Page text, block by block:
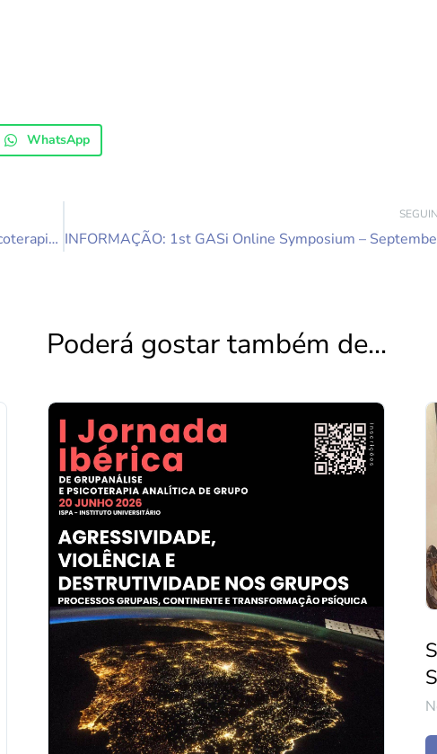
WhatsApp
Webinar da FEPPSI (Federação Portuguesa de Psicoterapia): “Online!? Mudança de Paradigmas na Clínica e no Ensino das Psicoterapias”
Poderá gostar também de...